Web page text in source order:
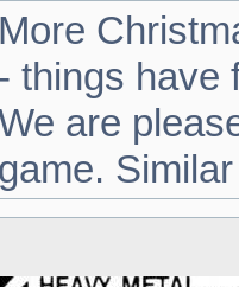
More
- things have
are
game.